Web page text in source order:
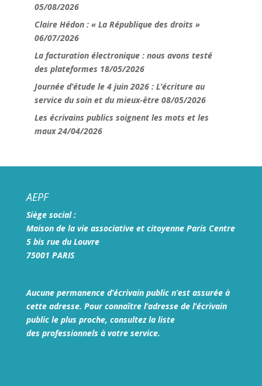
05/08/2026
Claire Hédon : « La République des droits »
06/07/2026
La facturation électronique : nous avons testé
des plateformes 18/05/2026
Journée d’étude le 4 juin 2026 : L’écriture au
service du soin et du mieux-être 08/05/2026
Les écrivains publics soignent les mots et les
maux 24/04/2026
AEPF
Siège social :
Maison de la vie associative et citoyenne Paris Centre
5 bis rue du Louvre
75001 PARIS
Aucune permanence d’écrivain public n’est assurée à
cette adresse. Pour connaître l’adresse de l’écrivain
public le plus proche, consultez la liste
des professionnels à votre service.